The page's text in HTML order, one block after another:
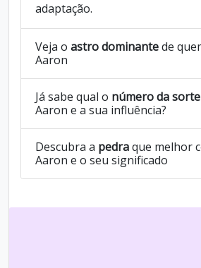
adaptação.
Veja o astro dominantede
Aaron
Já sabe qual o número da sorte
Aaron e a sua influência?
Descubra a pedraque melhor
Aaron e o seu significado